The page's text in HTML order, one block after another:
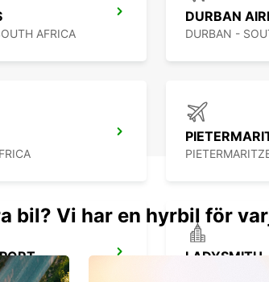
AFRICA
DURBAN
DURBAN -
AFRICA
LADYSMITH
LADYSMITH -
bil? Vi har en hyrbil för